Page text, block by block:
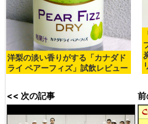
洋梨の淡い香りがする「カナダド
ライ ペアーフィズ」試飲レビュー
<< 次の記事